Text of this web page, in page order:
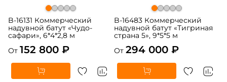
B-16131 Коммерческий
надувной батут «Чудо-
сафари», 6*4*2,8 м
От 152 800 ₽
B-16483 Коммерческий
надувной батут «Тигриная
страна 5», 9*5*5 м
От 294 000 ₽